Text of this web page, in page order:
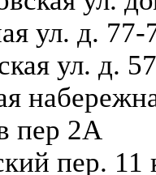
ул. д. 77-
ул. д.
пер 2А
пер. 11